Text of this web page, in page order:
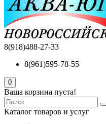
8(918)488-27-33
8(961)595-78-55
0
Ваша корзина пуста!
Каталог товаров и услуг